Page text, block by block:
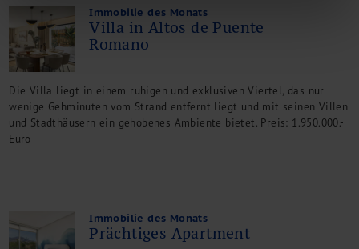
Immobilie des Monats
Villa in Altos de Puente
Romano
Die Villa liegt in einem ruhigen und exklusiven Viertel, das nur
wenige Gehminuten vom Strand entfernt liegt und mit seinen Villen
und Stadthäusern ein gehobenes Ambiente bietet. Preis: 1.950.000.-
Euro
Immobilie des Monats
Prächtiges Apartment